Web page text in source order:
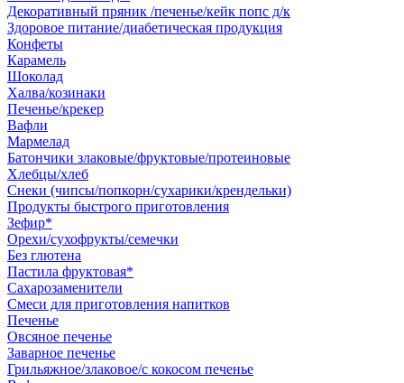
Декоративный пряник /печенье/кейк попс д/к
Здоровое питание/диабетическая продукция
Конфеты
Карамель
Шоколад
Халва/козинаки
Печенье/крекер
Вафли
Мармелад
Батончики злаковые/фруктовые/протеиновые
Хлебцы/хлеб
Снеки (чипсы/попкорн/сухарики/крендельки)
Продукты быстрого приготовления
Зефир*
Орехи/сухофрукты/семечки
Без глютена
Пастила фруктовая*
Сахарозаменители
Смеси для приготовления напитков
Печенье
Овсяное печенье
Заварное печенье
Грильяжное/злаковое/с кокосом печенье